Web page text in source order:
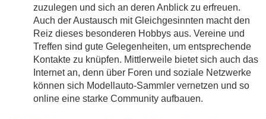
zuzulegen und sich an deren Anblick zu erfreuen.
Auch der Austausch mit Gleichgesinnten macht den
Reiz dieses besonderen Hobbys aus. Vereine und
Treffen sind gute Gelegenheiten, um entsprechende
Kontakte zu knüpfen. Mittlerweile bietet sich auch das
Internet an, denn über Foren und soziale Netzwerke
können sich Modellauto-Sammler vernetzen und so
online eine starke Community aufbauen.